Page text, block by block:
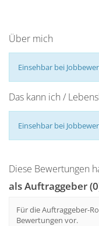
Über mich
Einsehbar bei
Das kann ich /
Einsehbar bei
Diese Bewertungen
als Auftraggeber
Für die Auftraggeber-
Bewertungen vor.